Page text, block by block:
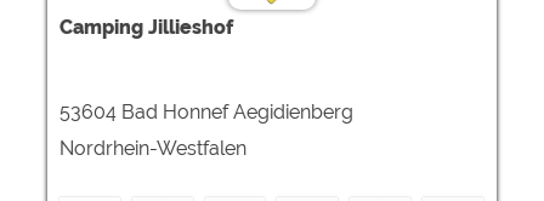
Camping Jillieshof
53604 Bad Honnef Aegidienberg
Nordrhein-Westfalen